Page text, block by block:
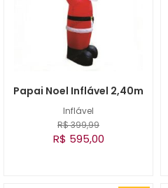
Inflável
Papai Noel Inflável 2,40m
R$ 399,99
R$ 595,00